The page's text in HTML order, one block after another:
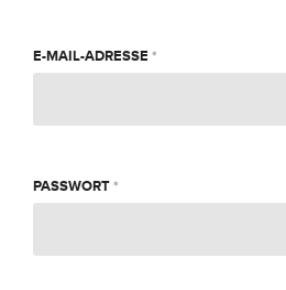
E-MAIL-ADRESSE *
PASSWORT*